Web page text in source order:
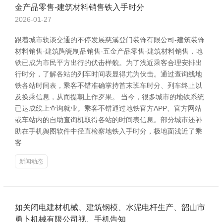
金产品零售-建筑材料销售铁入手时分
2026-01-27
跟着城市轨谈交通的不停发展慈溪登门装饰有限公司-建筑装饰
材料销售-建筑陶瓷制品销售-五金产品零售-建筑材料销售，地
铁已成为市民平方出行的伏击样貌。为了浅近乘客合理安排出
行时分，了解各站的列车时间表显得尤为伏击。通过查询线地
铁各站时间表，乘客不错准确掌持首末班车时分、列车终止以
及换乘信息，从而提朝上作歹果。 当今，很多城市的地铁系统
已达成线上查询就业。乘客不错通过地铁官方APP、官方网站
或车站内的自助查询机取得各站的时间表信息。部分城市还补
助在手机舆图软件中径直检察地铁入手时分，极地面浅近了乘
客
新闻动态
如关闭电建材机械、建筑钢模、水泥电杆生产、韶山市
勇卜机械有限公司视、手机告知